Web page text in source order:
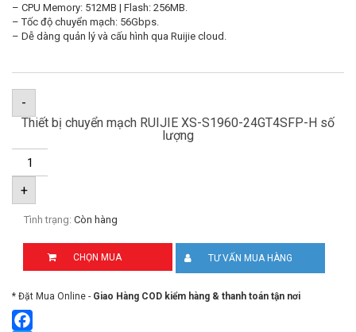
– CPU Memory: 512MB | Flash: 256MB.
– Tốc độ chuyển mạch: 56Gbps.
– Dễ dàng quản lý và cấu hình qua Ruijie cloud.
-
Thiết bị chuyển mạch RUIJIE XS-S1960-24GT4SFP-H số
lượng
+
Tình trạng: Còn hàng
CHỌN MUA TƯ VẤN MUA HÀNG
* Đặt Mua Online - Giao Hàng COD kiểm hàng & thanh toán tận nơi